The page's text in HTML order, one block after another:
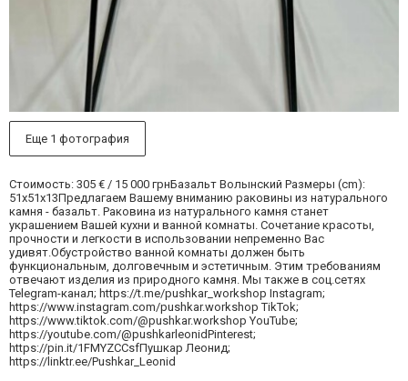
Еще 1 фотография
Стоимость: 305 € / 15 000 грнБазальт Волынский Размеры (cm):
51х51х13Предлагаем Вашему вниманию раковины из натурального
камня - базальт. Раковина из натурального камня станет
украшением Вашей кухни и ванной комнаты. Сочетание красоты,
прочности и легкости в использовании непременно Вас
удивят.Обустройство ванной комнаты должен быть
функциональным, долговечным и эстетичным. Этим требованиям
отвечают изделия из природного камня. Мы также в соц.сетях
Telegram-канал; https://t.me/pushkar_workshop Instagram;
https://www.instagram.com/pushkar.workshop TikTok;
https://www.tiktok.com/@pushkar.workshop YouTube;
https://youtube.com/@pushkarleonidPinterest;
https://pin.it/1FMYZCCsfПушкар Леонид;
https://linktr.ee/Pushkar_Leonid